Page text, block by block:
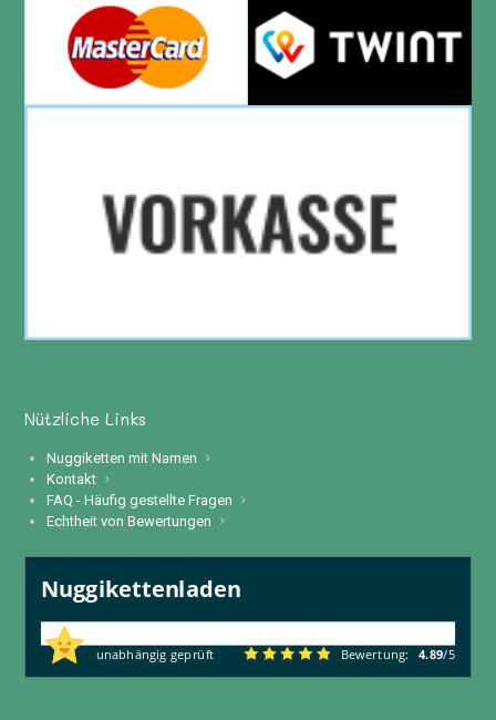
Nützliche Links
Nuggiketten mit Namen
Kontakt
FAQ - Häufig gestellte Fragen
Echtheit von Bewertungen
Nuggikettenladen
unabhängig geprüft Bewertung: 4.89/5